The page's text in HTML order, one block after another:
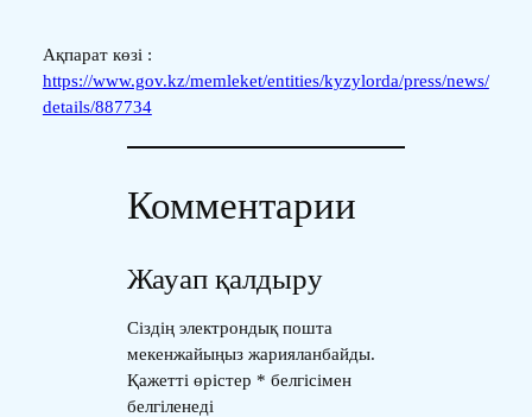
Ақпарат көзі :
https://www.gov.kz/memleket/entities/kyzylorda/press/news/
details/887734
Комментарии
Жауап қалдыру
Сіздің электрондық пошта
мекенжайыңыз жарияланбайды.
Қажетті өрістер * белгісімен
белгіленеді